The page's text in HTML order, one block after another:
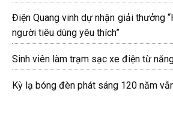
Điện Quang vinh dự nhận giải thưởng
người tiêu dùng yêu thích”
Sinh viên làm trạm sạc xe điện từ
Kỳ lạ bóng đèn phát sáng 120 năm